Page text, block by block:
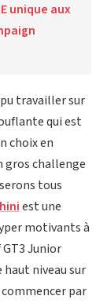
unique aux
travailler sur
qui est
choix en
gros challenge
tous
est une
motivants à
Junior
haut niveau sur
par